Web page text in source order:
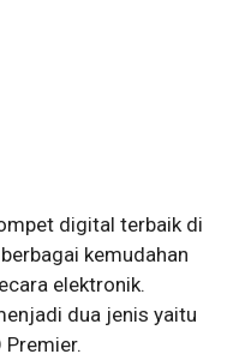
digital terbaik di
kemudahan
elektronik.
dua jenis yaitu
Premier.